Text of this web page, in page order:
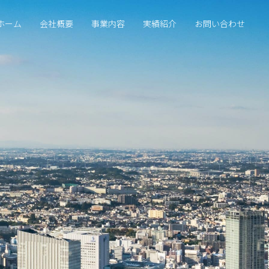
ーム 会社概要 事業内容 実績紹介 お問い合わせ